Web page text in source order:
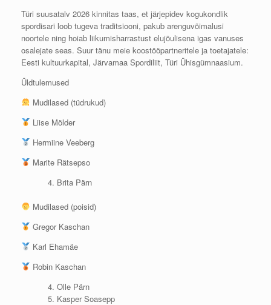
Türi suusatalv 2026 kinnitas taas, et järjepidev kogukondlik
spordisari loob tugeva traditsiooni, pakub arenguvõimalusi
noortele ning hoiab liikumisharrastust elujõulisena igas vanuses
osalejate seas. Suur tänu meie koostööpartneritele ja toetajatele:
Eesti kultuurkapital, Järvamaa Spordiliit, Türi Ühisgümnaasium.
Üldtulemused
Mudilased (tüdrukud)
Liise Mölder
Hermiine Veeberg
Marite Rätsepso
Brita Pärn
Mudilased (poisid)
Gregor Kaschan
Karl Ehamäe
Robin Kaschan
Olle Pärn
Kasper Soasepp